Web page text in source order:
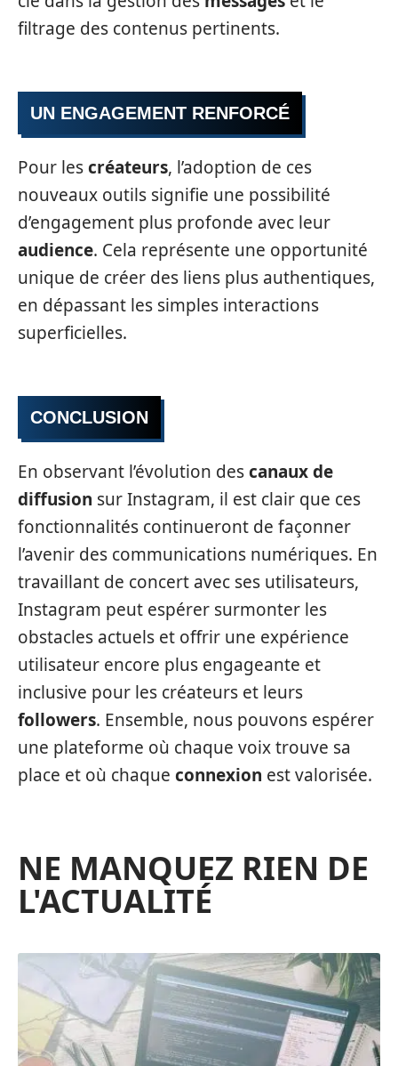
filtrage des contenus pertinents.
UN ENGAGEMENT RENFORCÉ
Pour lescréateurs, l’adoption de ces
nouveaux outils signifie une possibilité
d’engagement plus profonde avec leur
audience. Cela représente une opportunité
unique de créer des liens plus authentiques,
en dépassant les simples interactions
superficielles.
CONCLUSION
En observant l’évolution descanaux de
diffusion sur Instagram, il est clair que ces
fonctionnalités continueront de façonner
l’avenir des communications numériques. En
travaillant de concert avec ses utilisateurs,
Instagram peut espérer surmonter les
obstacles actuels et offrir une expérience
utilisateur encore plus engageante et
inclusive pour les créateurs et leurs
followers. Ensemble, nous pouvons espérer
une plateforme où chaque voix trouve sa
place et où chaque connexion est valorisée.
NE MANQUEZ RIEN DE
L'ACTUALITÉ